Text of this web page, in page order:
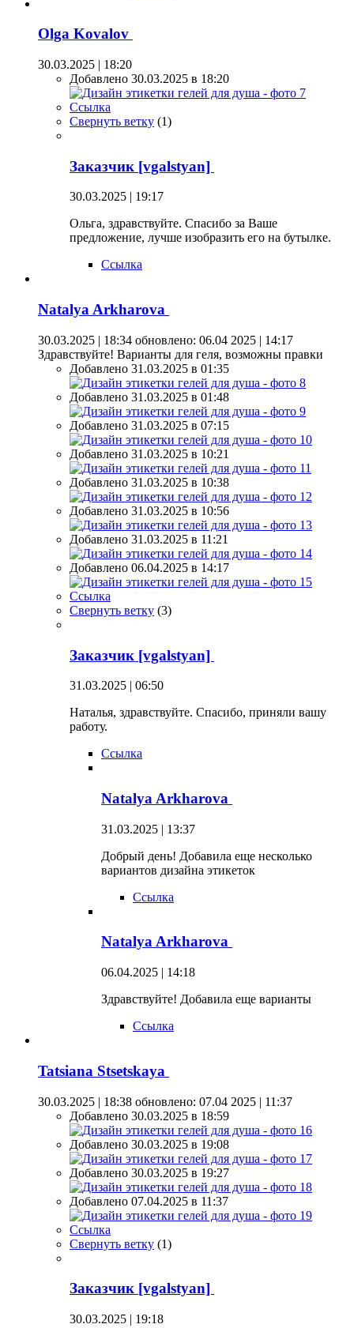
Olga Kovalov
30.03.2025 | 18:20
Добавлено 30.03.2025 в 18:20
Ссылка
Свернуть ветку (1)
Заказчик [vgalstyan]
30.03.2025 | 19:17
Ольга, здравствуйте. Спасибо за Ваше
предложение, лучше изобразить его на бутылке.
Ссылка
Natalya Arkharova
30.03.2025 | 18:34 обновлено: 06.04 2025 | 14:17
Здравствуйте! Варианты для геля, возможны правки
Добавлено 31.03.2025 в 01:35
Добавлено 31.03.2025 в 01:48
Добавлено 31.03.2025 в 07:15
Добавлено 31.03.2025 в 10:21
Добавлено 31.03.2025 в 10:38
Добавлено 31.03.2025 в 10:56
Добавлено 31.03.2025 в 11:21
Добавлено 06.04.2025 в 14:17
Ссылка
Свернуть ветку (3)
Заказчик [vgalstyan]
31.03.2025 | 06:50
Наталья, здравствуйте. Спасибо, приняли вашу
работу.
Ссылка
Natalya Arkharova
31.03.2025 | 13:37
Добрый день! Добавила еще несколько
вариантов дизайна этикеток
Ссылка
Natalya Arkharova
06.04.2025 | 14:18
Здравствуйте! Добавила еще варианты
Ссылка
Tatsiana Stsetskaya
30.03.2025 | 18:38 обновлено: 07.04 2025 | 11:37
Добавлено 30.03.2025 в 18:59
Добавлено 30.03.2025 в 19:08
Добавлено 30.03.2025 в 19:27
Добавлено 07.04.2025 в 11:37
Ссылка
Свернуть ветку (1)
Заказчик [vgalstyan]
30.03.2025 | 19:18